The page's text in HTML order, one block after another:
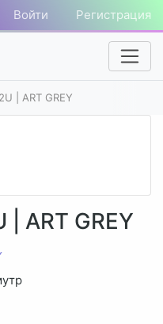
Войти Регистрация
| ART GREY
| ART GREY